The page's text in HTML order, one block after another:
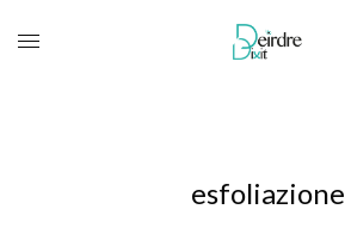
esfoliazione